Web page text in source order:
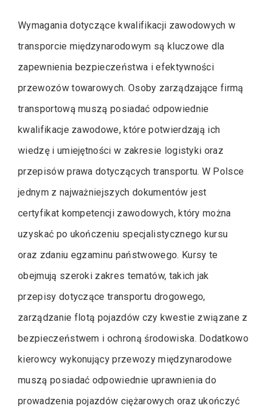
Wymagania dotyczące kwalifikacji zawodowych w
transporcie międzynarodowym są kluczowe dla
zapewnienia bezpieczeństwa i efektywności
przewozów towarowych. Osoby zarządzające firmą
transportową muszą posiadać odpowiednie
kwalifikacje zawodowe, które potwierdzają ich
wiedzę i umiejętności w zakresie logistyki oraz
przepisów prawa dotyczących transportu. W Polsce
jednym z najważniejszych dokumentów jest
certyfikat kompetencji zawodowych, który można
uzyskać po ukończeniu specjalistycznego kursu
oraz zdaniu egzaminu państwowego. Kursy te
obejmują szeroki zakres tematów, takich jak
przepisy dotyczące transportu drogowego,
zarządzanie flotą pojazdów czy kwestie związane z
bezpieczeństwem i ochroną środowiska. Dodatkowo
kierowcy wykonujący przewozy międzynarodowe
muszą posiadać odpowiednie uprawnienia do
prowadzenia pojazdów ciężarowych oraz ukończyć